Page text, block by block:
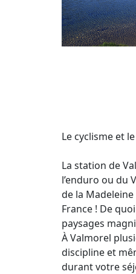
Le cyclisme et le
La station de
l’enduro ou du
de la
France ! De
paysages
À Valmorel
discipline et
durant votre